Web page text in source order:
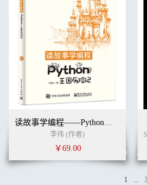
读故事学编程——Python王国历险记（双色）
李伟 (作者)
￥69.00
1 ...